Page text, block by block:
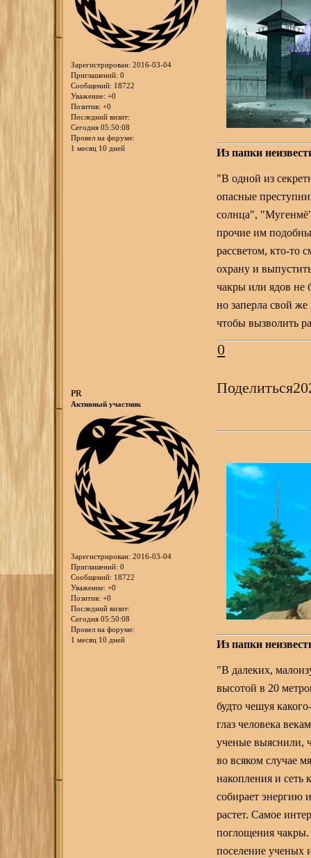
Зарегистрирован: 2016-03-04
Приглашений: 0
Сообщений: 18722
Уважение: +0
Позитив: +0
Последний визит:
Сегодня 05:50:08
Провел на форуме:
1 месяц 10 дней
Из папки
"В одной из
опасные
солнца",
прочие им
рассветом, кто-то
охрану и
чакры или ядов не
но заперла свой
чтобы вызволить
0
Поделиться
PR
Активный участник
Зарегистрирован: 2016-03-04
Приглашений: 0
Сообщений: 18722
Уважение: +0
Позитив: +0
Последний визит:
Сегодня 05:50:08
Провел на форуме:
1 месяц 10 дней
Из папки
"В далеких,
высотой в 20
будто чешуя
глаз человека
ученые выяснили,
во всяком случае
накопления и сеть
собирает энергию
растет. Самое
поглощения
поселение ученых